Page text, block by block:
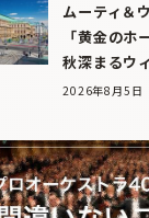
ムーティ＆
「黄金のホ
秋深まるウ
2026年8月5日